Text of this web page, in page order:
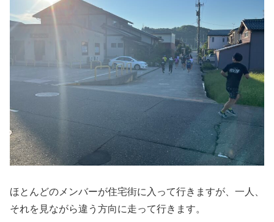
ほとんどのメンバーが住宅街に入って行きますが、一人、
それを見ながら違う方向に走って行きます。